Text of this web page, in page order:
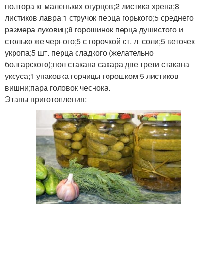
полтора кг маленьких огурцов;2 листика хрена;8
листиков лавра;1 стручок перца горького;5 среднего
размера луковиц;8 горошинок перца душистого и
столько же черного;5 с горочкой ст. л. соли;5 веточек
укропа;5 шт. перца сладкого (желательно
болгарского);пол стакана сахара;две трети стакана
уксуса;1 упаковка горчицы горошком;5 листиков
вишни;пара головок чеснока.
Этапы приготовления: